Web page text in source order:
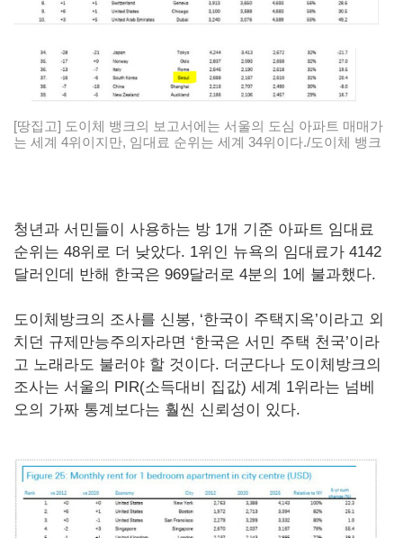
[땅집고] 도이체 뱅크의 보고서에는 서울의 도심 아파트 매매가
는 세계 4위이지만, 임대료 순위는 세계 34위이다./도이체 뱅크
청년과 서민들이 사용하는 방 1개 기준 아파트 임대료
순위는 48위로 더 낮았다. 1위인 뉴욕의 임대료가 4142
달러인데 반해 한국은 969달러로 4분의 1에 불과했다.
도이체방크의 조사를 신봉, ‘한국이 주택지옥’이라고 외
치던 규제만능주의자라면 ‘한국은 서민 주택 천국’이라
고 노래라도 불러야 할 것이다. 더군다나 도이체방크의
조사는 서울의 PIR(소득대비 집값) 세계 1위라는 넘베
오의 가짜 통계보다는 훨씬 신뢰성이 있다.